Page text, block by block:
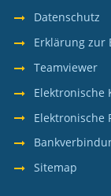
Datenschutz
Erklärung
Teamviewer
Elektronische
Elektronische
Sitemap